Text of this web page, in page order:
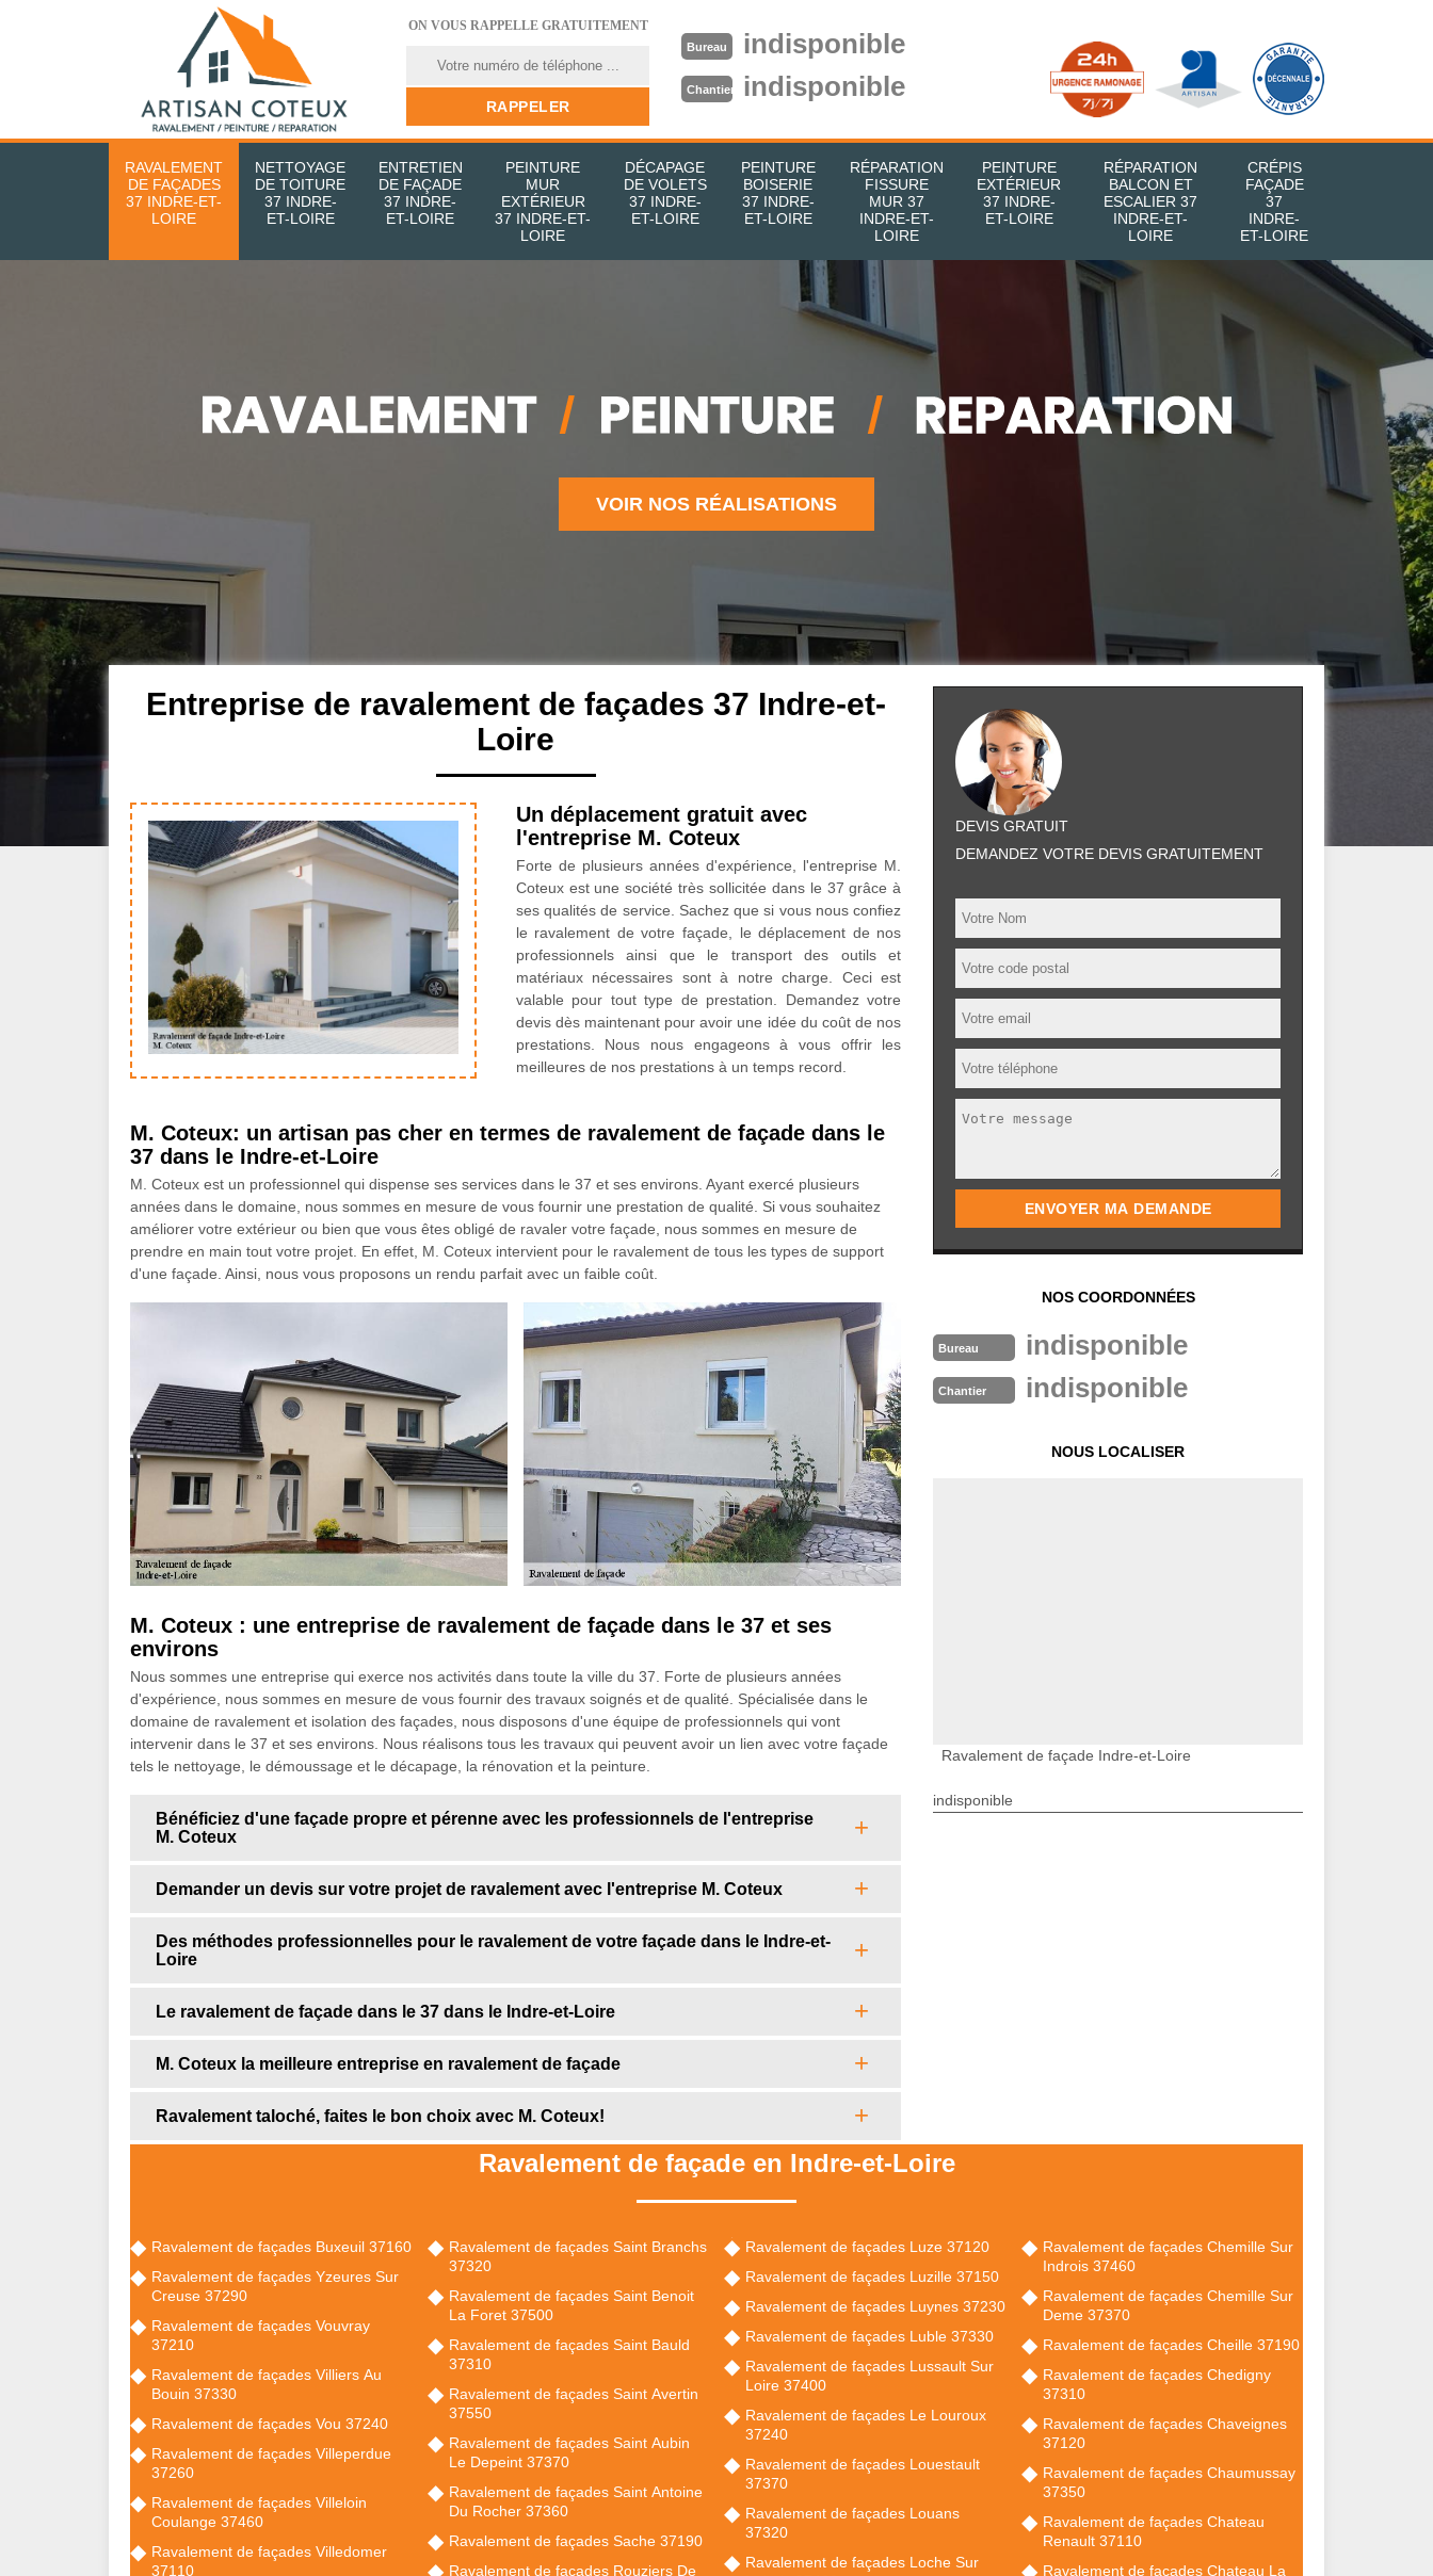
ON VOUS RAPPELLE GRATUITEMENT
Bureau indisponible
Chantier indisponible
RAVALEMENT
DE FAÇADES
37 INDRE-ET-
LOIRE
NETTOYAGE
DE TOITURE
37 INDRE-
ET-LOIRE
ENTRETIEN
DE FAÇADE
37 INDRE-
ET-LOIRE
PEINTURE
MUR
EXTÉRIEUR
37 INDRE-ET-
LOIRE
DÉCAPAGE
DE VOLETS
37 INDRE-
ET-LOIRE
PEINTURE
BOISERIE
37 INDRE-
ET-LOIRE
RÉPARATION
FISSURE
MUR 37
INDRE-ET-
LOIRE
PEINTURE
EXTÉRIEUR
37 INDRE-
ET-LOIRE
RÉPARATION
BALCON ET
ESCALIER 37
INDRE-ET-
LOIRE
CRÉPIS
FAÇADE
37
INDRE-
ET-LOIRE
VOIR NOS RÉALISATIONS
Entreprise de ravalement de façades 37 Indre-et-
Loire
Un déplacement gratuit avec
l'entreprise M. Coteux
Forte de plusieurs années d'expérience, l'entreprise M.
Coteux est une société très sollicitée dans le 37 grâce à
ses qualités de service. Sachez que si vous nous confiez
le ravalement de votre façade, le déplacement de nos
professionnels ainsi que le transport des outils et
matériaux nécessaires sont à notre charge. Ceci est
valable pour tout type de prestation. Demandez votre
devis dès maintenant pour avoir une idée du coût de nos
prestations. Nous nous engageons à vous offrir les
meilleures de nos prestations à un temps record.
M. Coteux: un artisan pas cher en termes de ravalement de façade dans le
37 dans le Indre-et-Loire
M. Coteux est un professionnel qui dispense ses services dans le 37 et ses environs. Ayant exercé plusieurs
années dans le domaine, nous sommes en mesure de vous fournir une prestation de qualité. Si vous souhaitez
améliorer votre extérieur ou bien que vous êtes obligé de ravaler votre façade, nous sommes en mesure de
prendre en main tout votre projet. En effet, M. Coteux intervient pour le ravalement de tous les types de support
d'une façade. Ainsi, nous vous proposons un rendu parfait avec un faible coût.
M. Coteux : une entreprise de ravalement de façade dans le 37 et ses
environs
Nous sommes une entreprise qui exerce nos activités dans toute la ville du 37. Forte de plusieurs années
d'expérience, nous sommes en mesure de vous fournir des travaux soignés et de qualité. Spécialisée dans le
domaine de ravalement et isolation des façades, nous disposons d'une équipe de professionnels qui vont
intervenir dans le 37 et ses environs. Nous réalisons tous les travaux qui peuvent avoir un lien avec votre façade
tels le nettoyage, le démoussage et le décapage, la rénovation et la peinture.
Bénéficiez d'une façade propre et pérenne avec les professionnels de l'entreprise
M. Coteux
Demander un devis sur votre projet de ravalement avec l'entreprise M. Coteux
Des méthodes professionnelles pour le ravalement de votre façade dans le Indre-et-
Loire
Le ravalement de façade dans le 37 dans le Indre-et-Loire
M. Coteux la meilleure entreprise en ravalement de façade
Ravalement taloché, faites le bon choix avec M. Coteux!
DEVIS GRATUIT
DEMANDEZ VOTRE DEVIS GRATUITEMENT
NOS COORDONNÉES
Bureau indisponible
Chantier indisponible
NOUS LOCALISER
Ravalement de façade Indre-et-Loire
indisponible
Ravalement de façade en Indre-et-Loire
Ravalement de façades Buxeuil 37160
Ravalement de façades Yzeures Sur
Creuse 37290
Ravalement de façades Vouvray
37210
Ravalement de façades Villiers Au
Bouin 37330
Ravalement de façades Vou 37240
Ravalement de façades Villeperdue
37260
Ravalement de façades Villeloin
Coulange 37460
Ravalement de façades Villedomer
37110
Ravalement de façades Saint Branchs
37320
Ravalement de façades Saint Benoit
La Foret 37500
Ravalement de façades Saint Bauld
37310
Ravalement de façades Saint Avertin
37550
Ravalement de façades Saint Aubin
Le Depeint 37370
Ravalement de façades Saint Antoine
Du Rocher 37360
Ravalement de façades Sache 37190
Ravalement de façades Rouziers De
Ravalement de façades Luze 37120
Ravalement de façades Luzille 37150
Ravalement de façades Luynes 37230
Ravalement de façades Luble 37330
Ravalement de façades Lussault Sur
Loire 37400
Ravalement de façades Le Louroux
37240
Ravalement de façades Louestault
37370
Ravalement de façades Louans
37320
Ravalement de façades Loche Sur
Ravalement de façades Chemille Sur
Indrois 37460
Ravalement de façades Chemille Sur
Deme 37370
Ravalement de façades Cheille 37190
Ravalement de façades Chedigny
37310
Ravalement de façades Chaveignes
37120
Ravalement de façades Chaumussay
37350
Ravalement de façades Chateau
Renault 37110
Ravalement de façades Chateau La